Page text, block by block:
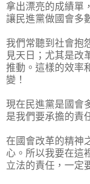
拿出漂亮的成績單
讓民進黨做國會多
我們常聽到社會抱
見天日；尤其是改
推動。這樣的效率
變！
現在民進黨是國會
是我們要承擔的責
在國會改革的精神
心。所以我要在這
立法的責任，一定